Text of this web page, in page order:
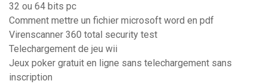
32 ou 64 bits pc
Comment mettre un fichier microsoft word en pdf
Virenscanner 360 total security test
Telechargement de jeu wii
Jeux poker gratuit en ligne sans telechargement sans
inscription